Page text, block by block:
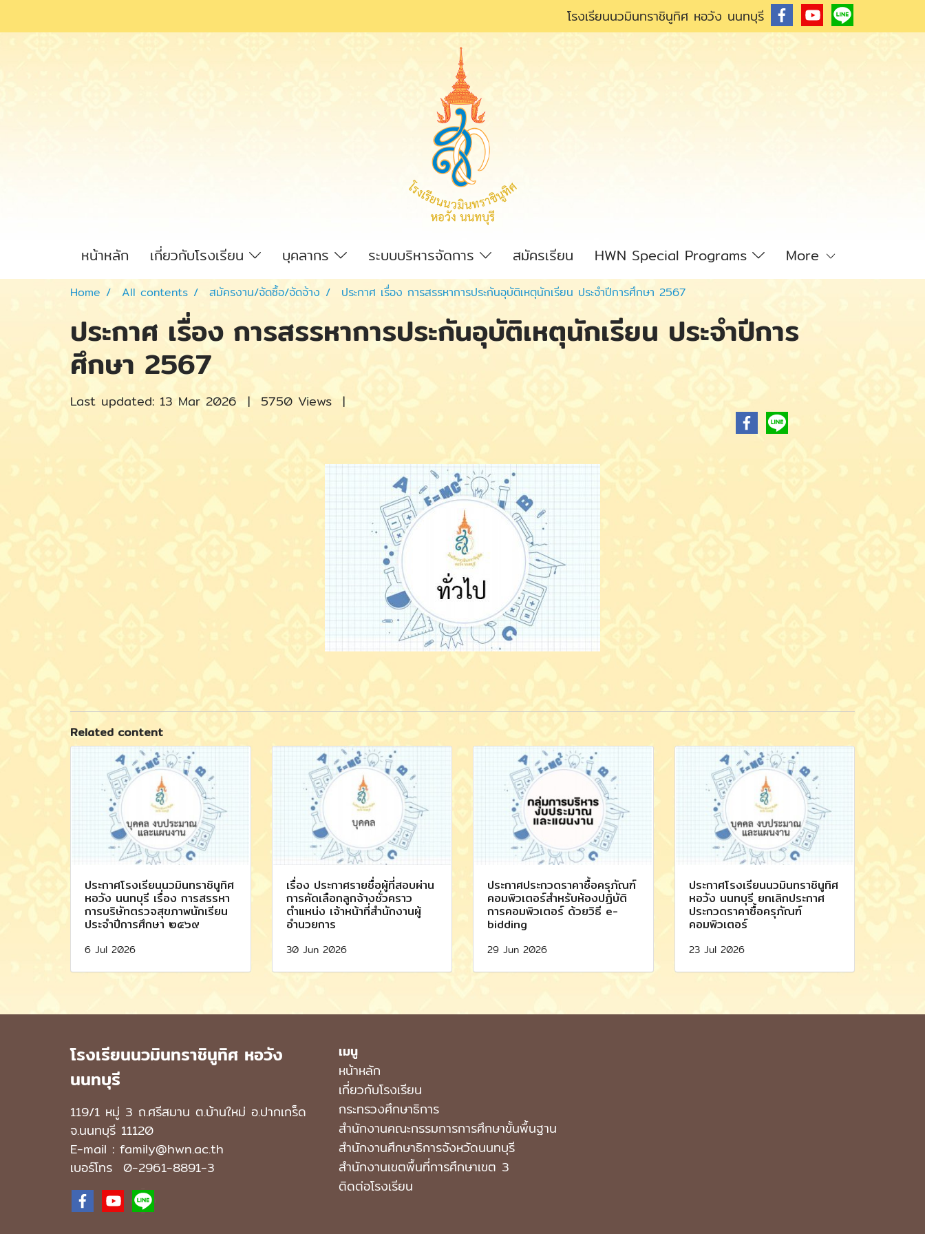
โรงเรียนนวมินทราชินูทิศ หอวัง นนทบุรี
หน้าหลัก เกี่ยวกับโรงเรียน บุคลากร ระบบบริหารจัดการ สมัครเรียน HWN Special Programs More
Home All contents สมัครงาน/จัดซื้อ/จัดจ้าง ประกาศ เรื่อง การสรรหาการประกันอุบัติเหตุนักเรียน ประจำปีการศึกษา 2567
ประกาศ เรื่อง การสรรหาการประกันอุบัติเหตุนักเรียน ประจำปีการ
ศึกษา 2567
Last updated: 13 Mar 2026 | 5750 Views |
Related content
ประกาศโรงเรียนนวมินทราชินูทิศ
หอวัง นนทบุรี เรื่อง การสรรหา
การบริษัทตรวจสุขภาพนักเรียน
ประจำปีการศึกษา ๒๕๖๙
6 Jul 2026
เรื่อง ประกาศรายชื่อผู้ที่สอบผ่าน
การคัดเลือกลูกจ้างชั่วคราว
ตำแหน่ง เจ้าหน้าที่สำนักงานผู้
อำนวยการ
30 Jun 2026
ประกาศประกวดราคาซื้อครุภัณฑ์
คอมพิวเตอร์สำหรับห้องปฏิบัติ
การคอมพิวเตอร์ ด้วยวิธี e-
bidding
29 Jun 2026
ประกาศโรงเรียนนวมินทราชินูทิศ
หอวัง นนทบุรี ยกเลิกประกาศ
ประกวดราคาซื้อครุภัณฑ์
คอมพิวเตอร์
23 Jul 2026
โรงเรียนนวมินทราชินูทิศ หอวัง
นนทบุรี
119/1 หมู่ 3 ถ.ศรีสมาน ต.บ้านใหม่ อ.ปากเกร็ด
จ.นนทบุรี 11120
E-mail : family@hwn.ac.th
เบอร์โทร 0-2961-8891-3
เมนู
หน้าหลัก
เกี่ยวกับโรงเรียน
กระทรวงศึกษาธิการ
สำนักงานคณะกรรมการการศึกษาขั้นพื้นฐาน
สำนักงานศึกษาธิการจังหวัดนนทบุรี
สำนักงานเขตพื้นที่การศึกษาเขต 3
ติดต่อโรงเรียน